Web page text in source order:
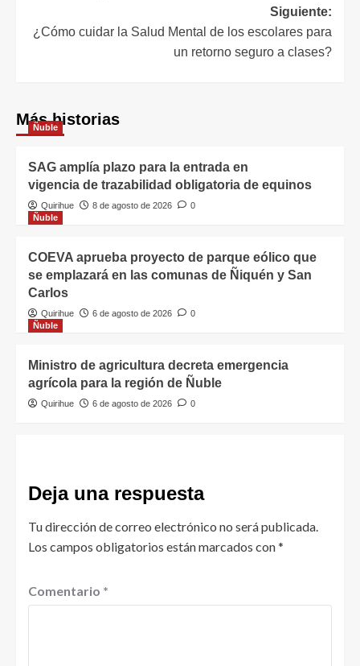
Siguiente:
¿Cómo cuidar la Salud Mental de los escolares para
un retorno seguro a clases?
Más historias
Ñuble
SAG amplía plazo para la entrada en
vigencia de trazabilidad obligatoria de equinos
Quirihue 8 de agosto de 2026
0
Ñuble
COEVA aprueba proyecto de parque eólico que
se emplazará en las comunas de Ñiquén y San
Carlos
Quirihue 6 de agosto de 2026
0
Ñuble
Ministro de agricultura decreta emergencia
agrícola para la región de Ñuble
Quirihue 6 de agosto de 2026 0
Deja una respuesta
Tu dirección de correo electrónico no será publicada.
Los campos obligatorios están marcados con*
Comentario *